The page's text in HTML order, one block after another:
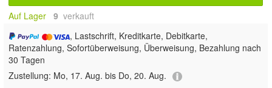
Auf Lager 9 verkauft
, Lastschrift, Kreditkarte, Debitkarte,
Ratenzahlung, Sofortüberweisung, Überweisung, Bezahlung nach
30 Tagen
Zustellung: Mo, 17. Aug. bis Do, 20. Aug.